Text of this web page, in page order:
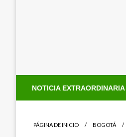
NOTICIA EXTRAORDINARIA
PÁGINA DE INICIO BOGOTÁ